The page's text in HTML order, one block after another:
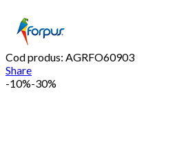
Cod produs: AGRFO60903
Share
-10%-30%